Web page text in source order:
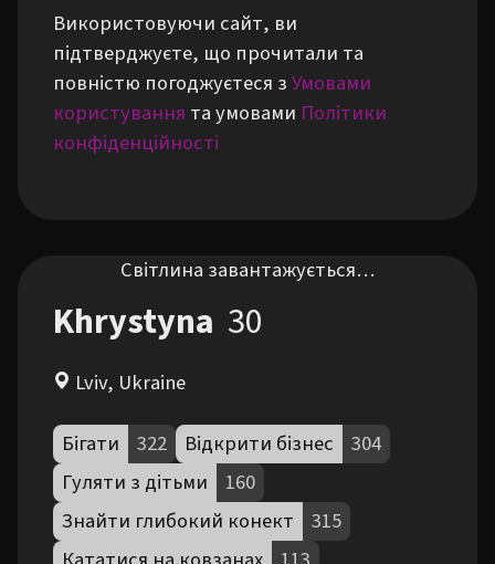
Використовуючи сайт, ви
підтверджуєте, що прочитали та
повністю погоджуєтеся зУмовами
користування та умовами Політики
конфіденційності
Світлина завантажується…
Khrystyna 30
Lviv, Ukraine
Бігати 322 Відкрити бізнес
304
Гуляти з дітьми
160
Знайти глибокий конект
315